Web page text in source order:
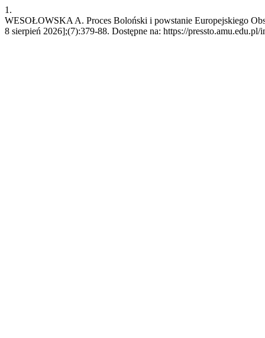
1.
WESOŁOWSKA A. Proces Boloński i powstanie Europejskiego
8 sierpień 2026];(7):379-88. Dostępne na: https://